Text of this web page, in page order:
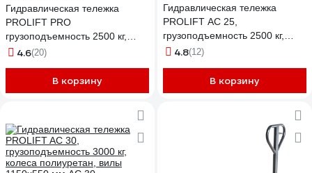
Гидравлическая тележка
PROLIFT PRO
грузоподъемность 2500 кг,
колеса полиуретан, вилы
4.6(20)
В корзину
Гидравлическая тележка
PROLIFT AC 25,
грузоподъемность 2500 кг,
колеса полиуретан, вилы
4.8(12)
В корзину